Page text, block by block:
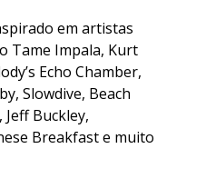
em artistas
Tame Impala, Kurt
Echo Chamber,
Slowdive, Beach
Jeff Buckley,
Breakfast e muito